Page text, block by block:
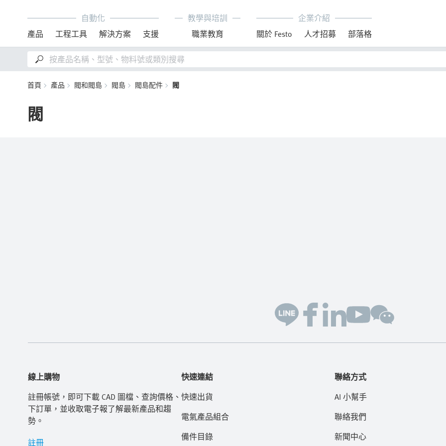
自動化
產品
工程工具 解決方案 支援
教學與培訓
職業教育
企業介紹
關於 Festo
人才招募 部落格
首頁 產品 閥和閥島 閥島 閥島配件 閥
閥
線上購物
註冊帳號，即可下載 CAD 圖檔、查詢價格、
下訂單，並收取電子報了解最新產品和趨
勢。
註冊
快速連結
快速出貨
電氣產品組合
備件目錄
聯絡方式
AI 小幫手
聯絡我們
新聞中心